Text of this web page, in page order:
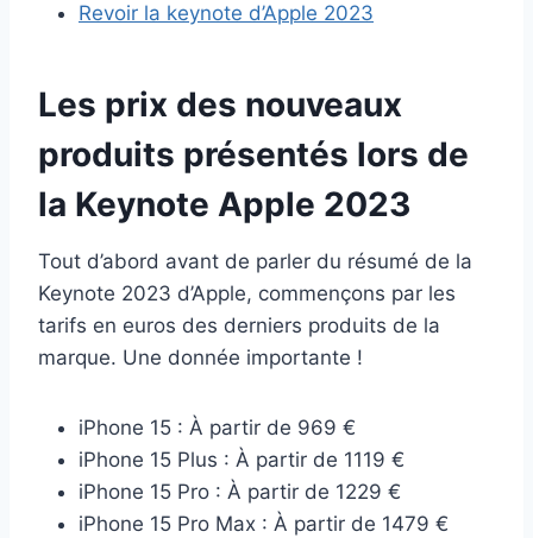
Revoir la keynote d’Apple 2023
Les prix des nouveaux
produits présentés lors de
la Keynote Apple 2023
Tout d’abord avant de parler du résumé de la
Keynote 2023 d’Apple, commençons par les
tarifs en euros des derniers produits de la
marque. Une donnée importante !
iPhone 15 : À partir de 969 €
iPhone 15 Plus : À partir de 1119 €
iPhone 15 Pro : À partir de 1229 €
iPhone 15 Pro Max : À partir de 1479 €